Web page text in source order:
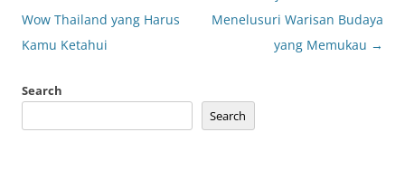
navigation
Wow Thailand yang Harus
Kamu Ketahui
Menelusuri Warisan Budaya
yang Memukau →
Search
Search